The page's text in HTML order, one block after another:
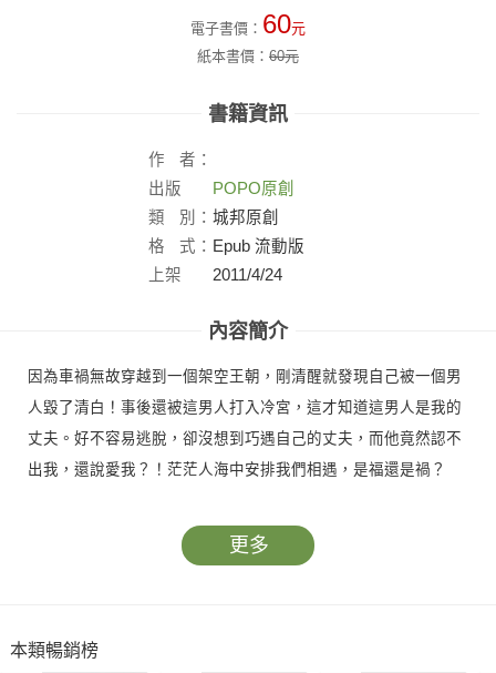
電子書價： 60元
紙本書價： 60元
書籍資訊
作
者：
出版
社：
POPO原創
類
別： 城邦原創
格
式： Epub 流動版
上架
2011/4/24
內容簡介
因為車禍無故穿越到一個架空王朝，剛清醒就發現自己被一個男
人毀了清白！事後還被這男人打入冷宮，這才知道這男人是我的
丈夫。好不容易逃脫，卻沒想到巧遇自己的丈夫，而他竟然認不
出我，還說愛我？！茫茫人海中安排我們相遇，是福還是禍？
更多
本類暢銷榜